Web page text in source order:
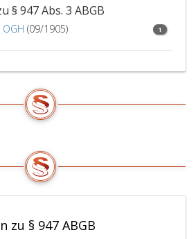
§ 947 Abs. 3 ABGB
(09/1905) 1
zu § 947 ABGB